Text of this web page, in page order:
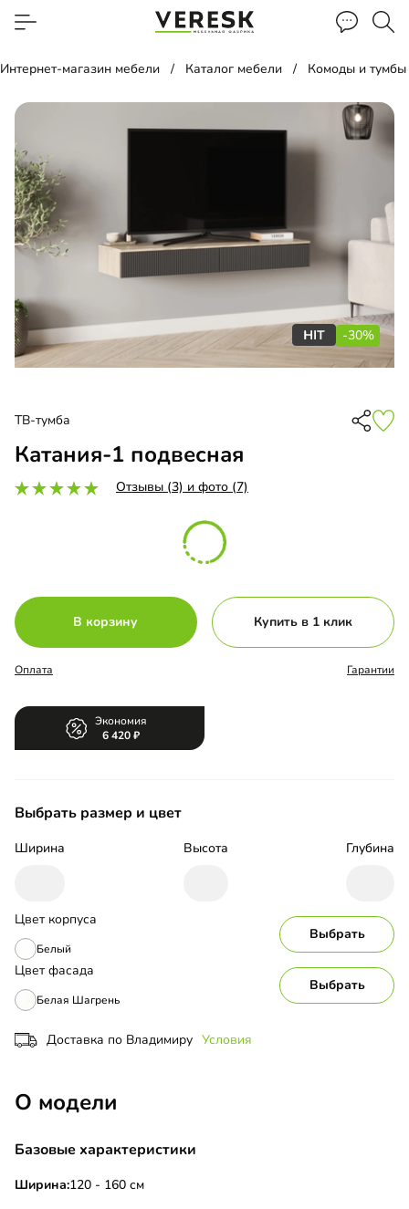
Интернет-магазин мебели Каталог мебели Комоды и тумбы
-30%
ТВ-тумба
Катания-1 подвесная
Отзывы (3) и фото (7)
В корзину Купить в 1 клик
Оплата Гарантии
Экономия
6 420
Выбрать размер и цвет
Ширина Высота Глубина
Цвет корпуса
Белый
Выбрать
Цвет фасада
Белая Шагрень
Выбрать
Доставка по Владимиру Условия
О модели
Базовые характеристики
Ширина:120 - 160 см